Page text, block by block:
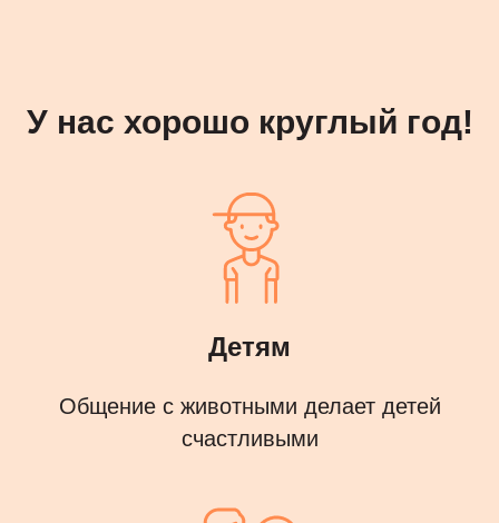
У нас хорошо круглый год!
Детям
Общение с животными делает детей
счастливыми